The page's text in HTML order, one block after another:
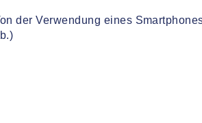
der Verwendung eines